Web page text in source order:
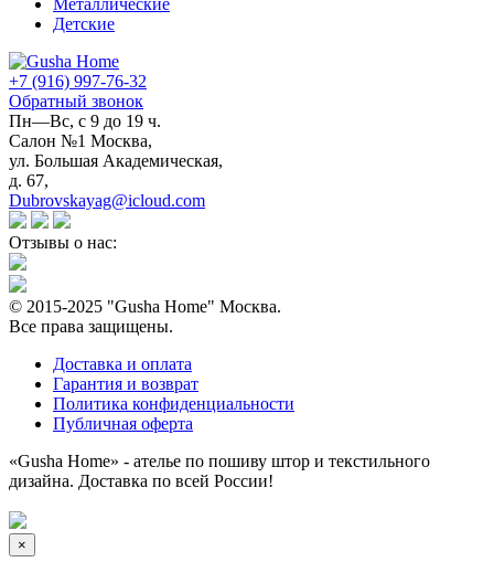
Металлические
Детские
+7 (916) 997-76-32
Обратный звонок
Пн—Вс, с 9 до 19 ч.
Салон №1 Москва,
ул. Большая Академическая,
д. 67,
Dubrovskayag@icloud.com
Отзывы о нас:
© 2015-2025 "Gusha Home" Москва.
Все права защищены.
Доставка и оплата
Гарантия и возврат
Политика конфиденциальности
Публичная оферта
«Gusha Home» - ателье по пошиву штор и текстильного
дизайна. Доставка по всей России!
×